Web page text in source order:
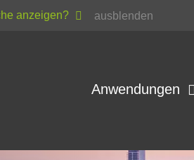
anzeigen? ausblenden
Anwendungen